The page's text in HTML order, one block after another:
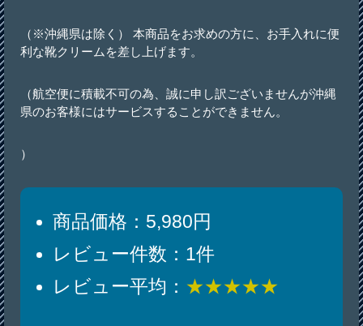
（※沖縄県は除く） 本商品をお求めの方に、お手入れに便
利な靴クリームを差し上げます。
（航空便に積載不可の為、誠に申し訳ございませんが沖縄
県のお客様にはサービスすることができません。
）
商品価格：5,980円
レビュー件数：1件
レビュー平均： ★★★★★